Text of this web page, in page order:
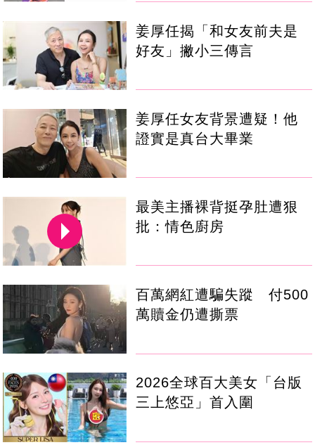
姜厚任揭「和女友前夫是
好友」撇小三傳言
姜厚任女友背景遭疑！他
證實是真台大畢業
最美主播裸背挺孕肚遭狠
批：情色廚房
百萬網紅遭騙失蹤 付500
萬贖金仍遭撕票
2026全球百大美女「台版
三上悠亞」首入圍